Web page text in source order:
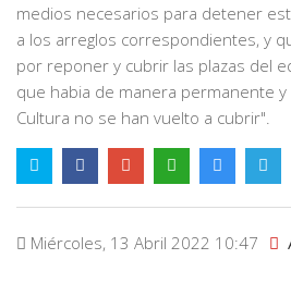
medios necesarios para detener
a los arreglos correspondientes, y
por reponer y cubrir las plazas del
que habia de manera permanente
Cultura no se han vuelto a cubrir".
Miércoles, 13 Abril 2022 10:47